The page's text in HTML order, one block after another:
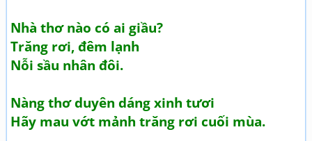
Nhà thơ nào có ai giầu?
Trăng rơi, đêm lạnh
Nỗi sầu nhân đôi.
Nàng thơ duyên dáng xinh tươi
Hãy mau vớt mảnh trăng rơi cuối mùa.